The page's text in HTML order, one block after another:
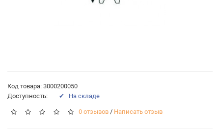
Код товара: 3000200050
Доступность:
✔ На складе
0 отзывов / Написать отзыв